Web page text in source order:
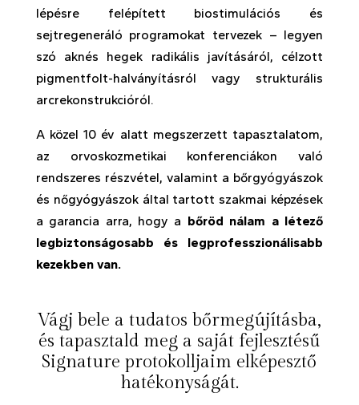
lépésre felépített biostimulációs és
sejtregeneráló programokat tervezek – legyen
szó aknés hegek radikális javításáról, célzott
pigmentfolt-halványításról vagy strukturális
arcrekonstrukcióról.
A közel 10 év alatt megszerzett tapasztalatom,
az orvoskozmetikai konferenciákon való
rendszeres részvétel, valamint a bőrgyógyászok
és nőgyógyászok által tartott szakmai képzések
a garancia arra, hogy a bőröd nálam a létező
legbiztonságosabb és legprofesszionálisabb
kezekben van.
Vágj bele a tudatos bőrmegújításba,
és tapasztald meg a saját fejlesztésű
Signature protokolljaim elképesztő
hatékonyságát.